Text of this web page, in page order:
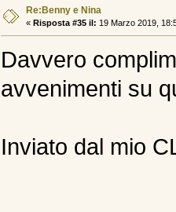
Re:Benny e Nina
« Risposta #35 il: 19 Marzo 2019,
Davvero
avvenimenti su
Inviato dal mio